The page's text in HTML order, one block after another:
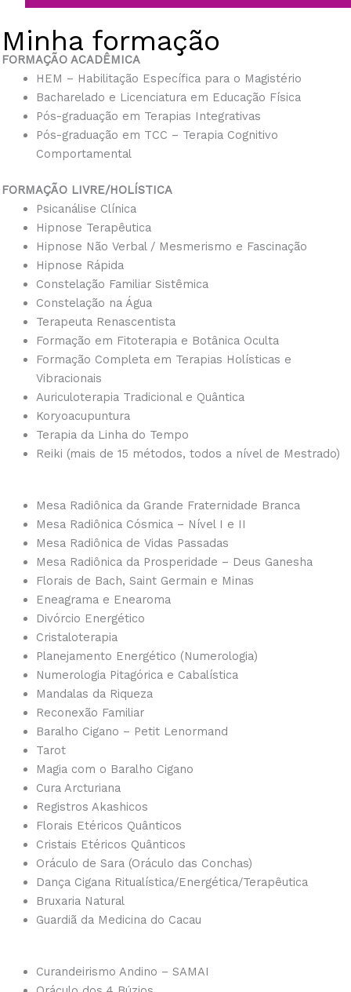
Minha formação
FORMAÇÃO ACADÊMICA
HEM – Habilitação Específica para o Magistério
Bacharelado e Licenciatura em Educação Física
Pós-graduação em Terapias Integrativas
Pós-graduação em TCC – Terapia Cognitivo
Comportamental
FORMAÇÃO LIVRE/HOLÍSTICA
Psicanálise Clínica
Hipnose Terapêutica
Hipnose Não Verbal / Mesmerismo e Fascinação
Hipnose Rápida
Constelação Familiar Sistêmica
Constelação na Água
Terapeuta Renascentista
Formação em Fitoterapia e Botânica Oculta
Formação Completa em Terapias Holísticas e
Vibracionais
Auriculoterapia Tradicional e Quântica
Koryoacupuntura
Terapia da Linha do Tempo
Reiki (mais de 15 métodos, todos a nível de Mestrado)
Mesa Radiônica da Grande Fraternidade Branca
Mesa Radiônica Cósmica – Nível I e II
Mesa Radiônica de Vidas Passadas
Mesa Radiônica da Prosperidade – Deus Ganesha
Florais de Bach, Saint Germain e Minas
Eneagrama e Enearoma
Divórcio Energético
Cristaloterapia
Planejamento Energético (Numerologia)
Numerologia Pitagórica e Cabalística
Mandalas da Riqueza
Reconexão Familiar
Baralho Cigano – Petit Lenormand
Tarot
Magia com o Baralho Cigano
Cura Arcturiana
Registros Akashicos
Florais Etéricos Quânticos
Cristais Etéricos Quânticos
Oráculo de Sara (Oráculo das Conchas)
Dança Cigana Ritualística/Energética/Terapêutica
Bruxaria Natural
Guardiã da Medicina do Cacau
Curandeirismo Andino – SAMAI